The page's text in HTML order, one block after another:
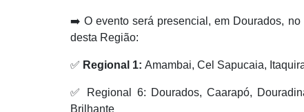
➡️ O evento será presencial, em Dourados,
desta Região:
✅ Regional 1: Amambai, Cel Sapucaia,
✅ Regional 6: Dourados, Caarapó,
Brilhante